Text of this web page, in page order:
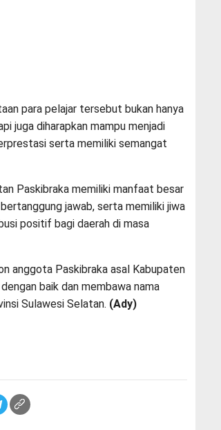
para pelajar tersebut bukan hanya
juga diharapkan mampu menjadi
serta memiliki semangat
Paskibraka memiliki manfaat besar
jawab, serta memiliki jiwa
positif bagi daerah di masa
anggota Paskibraka asal Kabupaten
baik dan membawa nama
Sulawesi Selatan. (Ady)